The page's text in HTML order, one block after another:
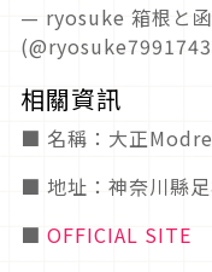
— ryosuke 箱根と
相關資訊
■ 名稱：大正
■ 地址：神奈川縣
■ OFFICIAL SITE